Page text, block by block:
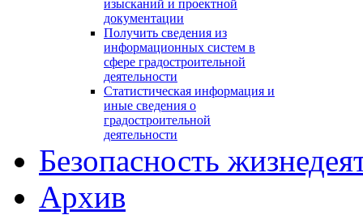
изысканий и проектной
документации
Получить сведения из
информационных систем в
сфере градостроительной
деятельности
Статистическая информация и
иные сведения о
градостроительной
деятельности
Безопасность
Архив